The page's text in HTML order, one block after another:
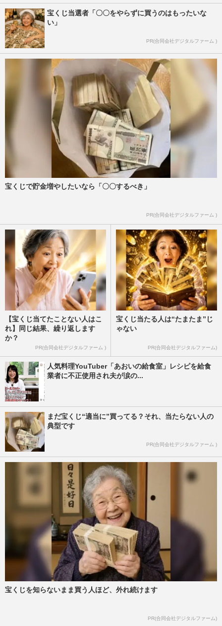
宝くじ当選者「〇〇をやらずに買うのはもったいな
い」
PR(合同会社デジタルファーム )
宝くじで貯金増やしたいなら「〇〇するべき」
PR(合同会社デジタルファーム )
【宝くじ当てたことない人はこ
れ】同じ結果、繰り返します
か？
PR(合同会社デジタルファーム )
宝くじ当たる人は“たまたま”じ
ゃない
PR(合同会社デジタルファーム)
人気料理YouTuber「あおいの給食室」レシピを給食
業者に不正使用され夫が涙の...
まだ宝くじ“適当に”買ってる？それ、当たらない人の
典型です
PR(合同会社デジタルファーム )
宝くじを知らないまま買う人ほど、外れ続けます
PR(合同会社デジタルファーム)